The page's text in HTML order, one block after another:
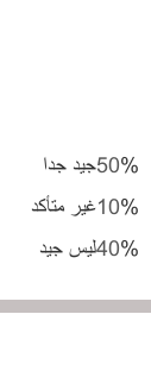
جيد جدا50%
غير متأكد10%
ليس جيد40%